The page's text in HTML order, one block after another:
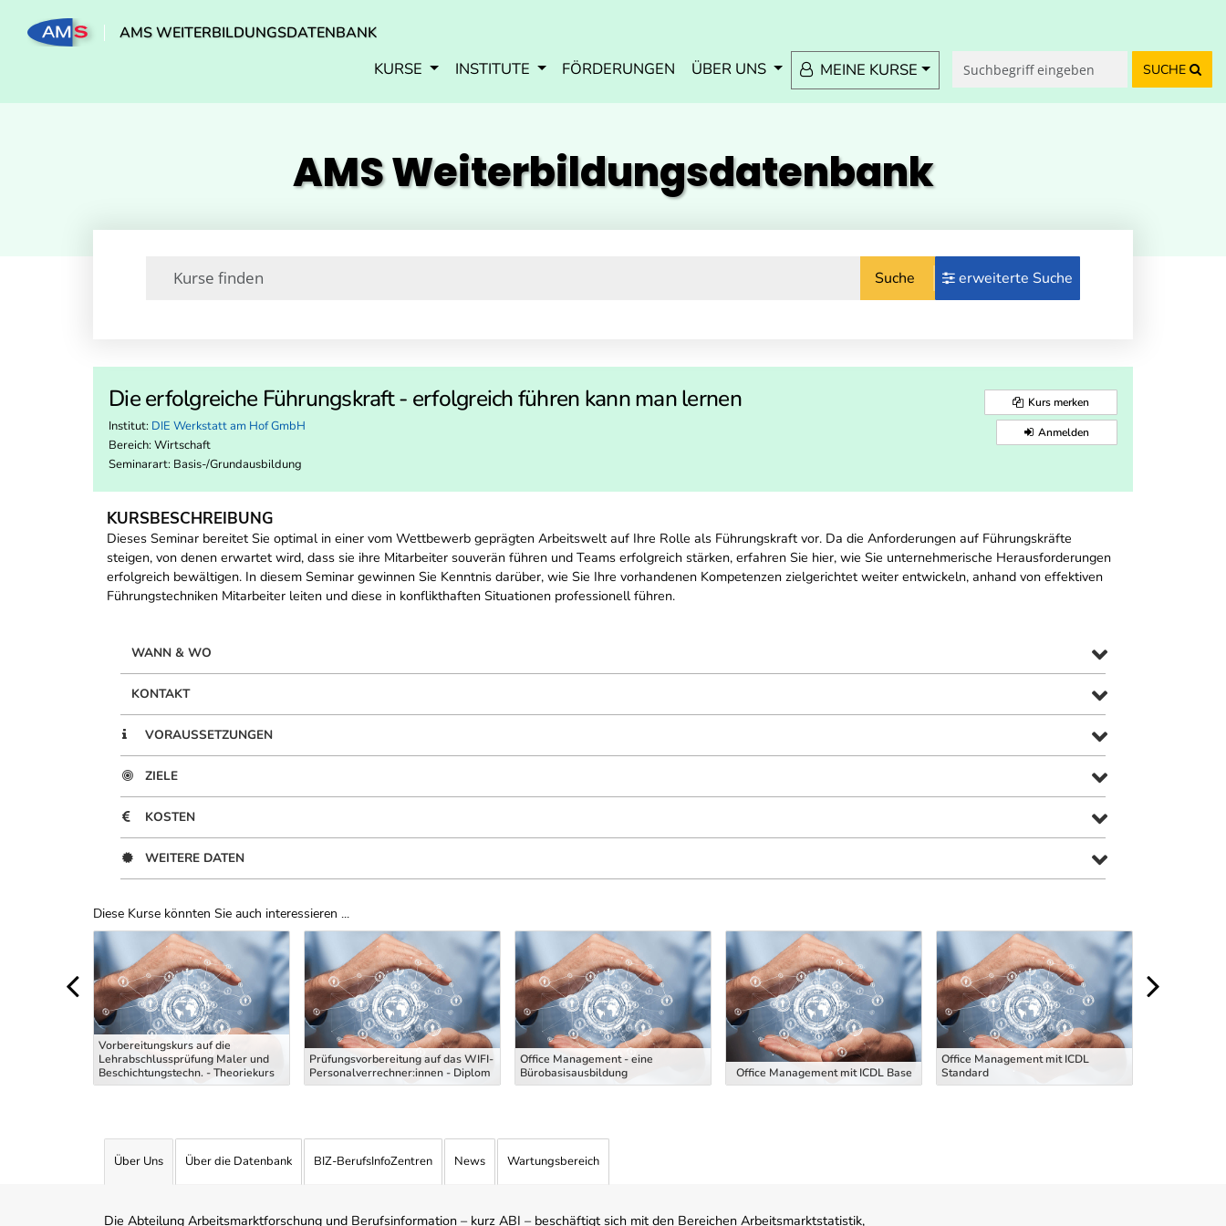
Zum Inhalt springen
Zum Navmenü springen
Zur Suche springen
Zur Footer springen
AMS WEITERBILDUNGSDATENBANK
KURSE INSTITUTE FÖRDERUNGEN ÜBER UNS MEINE KURSE SUCHE
AMS Weiterbildungs­datenbank
Suche erweiterte Suche
Die erfolgreiche Führungskraft - erfolgreich führen kann man lernen
Institut: DIE Werkstatt am Hof GmbH
Bereich: Wirtschaft
Seminarart: Basis-/Grundausbildung
Kurs merken
Anmelden
KURSBESCHREIBUNG
Dieses Seminar bereitet Sie optimal in einer vom Wettbewerb geprägten Arbeitswelt auf Ihre Rolle als Führungskraft vor. Da die Anforderungen auf Führungskräfte
steigen, von denen erwartet wird, dass sie ihre Mitarbeiter souverän führen und Teams erfolgreich stärken, erfahren Sie hier, wie Sie unternehmerische Herausforderungen
erfolgreich bewältigen. In diesem Seminar gewinnen Sie Kenntnis darüber, wie Sie Ihre vorhandenen Kompetenzen zielgerichtet weiter entwickeln, anhand von effektiven
Führungstechniken Mitarbeiter leiten und diese in konflikthaften Situationen professionell führen.
WANN & WO
KONTAKT
VORAUSSETZUNGEN
ZIELE
KOSTEN
WEITERE DATEN
Diese Kurse könnten Sie auch interessieren ...
Uber Weiterbildungsvorschläge
Vorbereitungskurs auf die
Lehrabschlussprüfung Maler und
Beschichtungstechn. - Theoriekurs
Prüfungsvorbereitung auf das WIFI-
Personalverrechner:innen - Diplom
Office Management - eine
Bürobasisausbildung
Office Management mit ICDL Base
Office Management mit ICDL
Standard
Über Uns Über die Datenbank BIZ-BerufsInfoZentren News Wartungsbereich
Die Abteilung Arbeitsmarktforschung und Berufsinformation – kurz ABI – beschäftigt sich mit den Bereichen Arbeitsmarktstatistik,